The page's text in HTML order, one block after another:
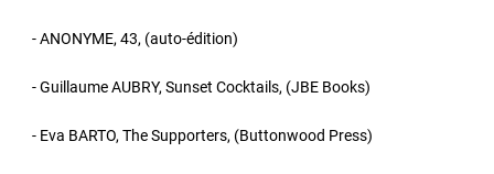
- ANONYME, 43, (auto-édition)
- Guillaume AUBRY, Sunset Cocktails, (JBE Books)
- Eva BARTO, The Supporters, (Buttonwood Press)